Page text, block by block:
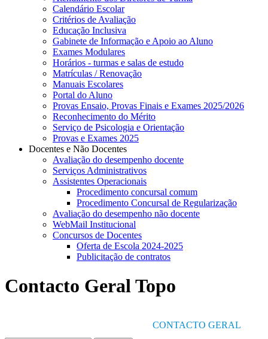
Calendário Escolar
Critérios de Avaliação
Educação Inclusiva
Gabinete de Informação e Apoio ao Aluno
Exames Modulares
Horários - turmas e salas de estudo
Matrículas / Renovação
Manuais Escolares
Portal do Aluno
Provas Ensaio, Provas Finais e Exames 2025/2026
Reconhecimento do Mérito
Serviço de Psicologia e Orientação
Provas e Exames 2025
Docentes e Não Docentes
Avaliação do desempenho docente
Serviços Administrativos
Assistentes Operacionais
Procedimento concursal comum
Procedimento Concursal de Regularização
Avaliação do desempenho não docente
WebMail Institucional
Concursos de Docentes
Oferta de Escola 2024-2025
Publicitação de contratos
Contacto Geral Topo
CONTACTO GERAL